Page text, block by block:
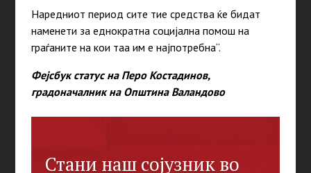
Наредниот период сите тие средства ќе бидат
наменети за еднократна социјална помош на
граѓаните на кои таа им е најпотребна“.
Фејсбук статус на Перо Костадинов,
градоначалник на Општина Валандово
Стани наш сојузник во